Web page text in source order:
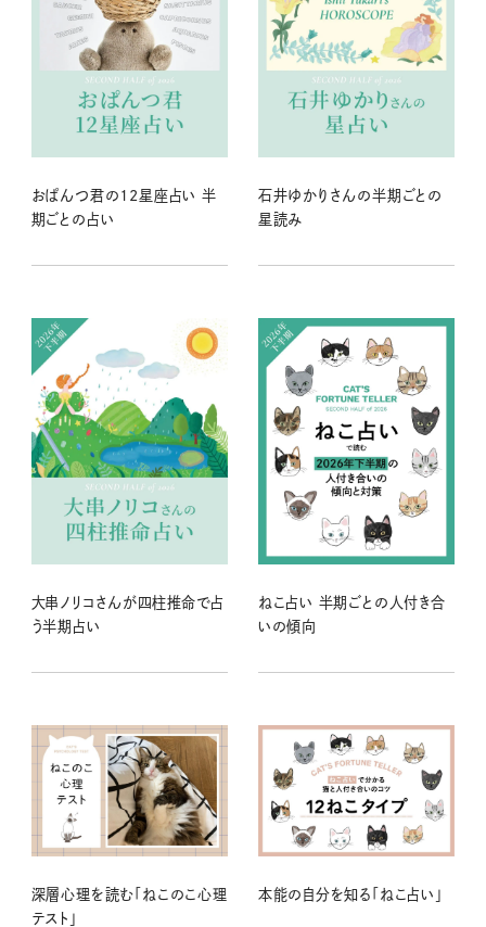
おぱんつ君の12星座占い 半
期ごとの占い
石井ゆかりさんの半期ごとの
星読み
大串ノリコさんが四柱推命で占
う半期占い
ねこ占い 半期ごとの人付き合
いの傾向
深層心理を読む「ねこのこ心理
テスト」
本能の自分を知る「ねこ占い」